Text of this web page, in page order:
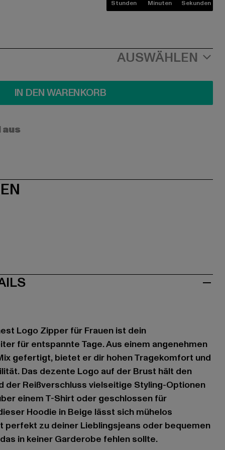
Stunden Minuten Sekunden
AUSWÄHLEN
IN DEN WARENKORB
Logo Zipper für Frauen ist dein
für entspannte Tage. Aus einem angenehmen
gefertigt, bietet er dir hohen Tragekomfort und
Das dezente Logo auf der Brust hält den
der Reißverschluss vielseitige Styling-Optionen
einem T-Shirt oder geschlossen für
Hoodie in Beige lässt sich mühelos
perfekt zu deiner Lieblingsjeans oder bequemen
in keiner Garderobe fehlen sollte.